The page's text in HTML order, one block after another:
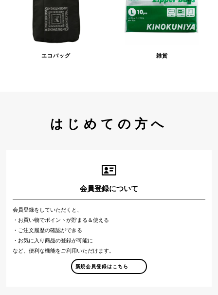
エコバッグ 雑貨
はじめての方へ
会員登録について
会員登録をしていただくと、
・お買い物でポイントが貯まる＆使える
・ご注文履歴の確認ができる
・お気に入り商品の登録が可能に
など、便利な機能をご利用いただけます。
新規会員登録はこちら